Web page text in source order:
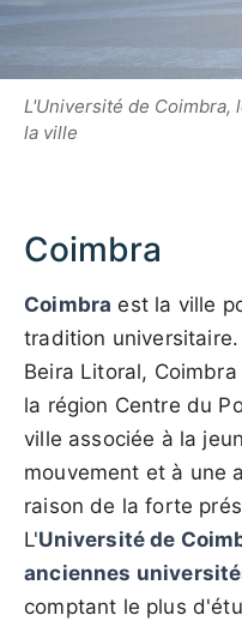
L'Université de Coimbra,
la ville
Coimbra
Coimbra est la ville
tradition
Beira Litoral,
la région Centre du
ville associée à la
mouvement et à une
raison de la forte
L'Université de
anciennes
comptant le plus